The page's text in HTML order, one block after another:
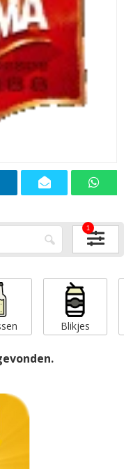
1
Blikjes